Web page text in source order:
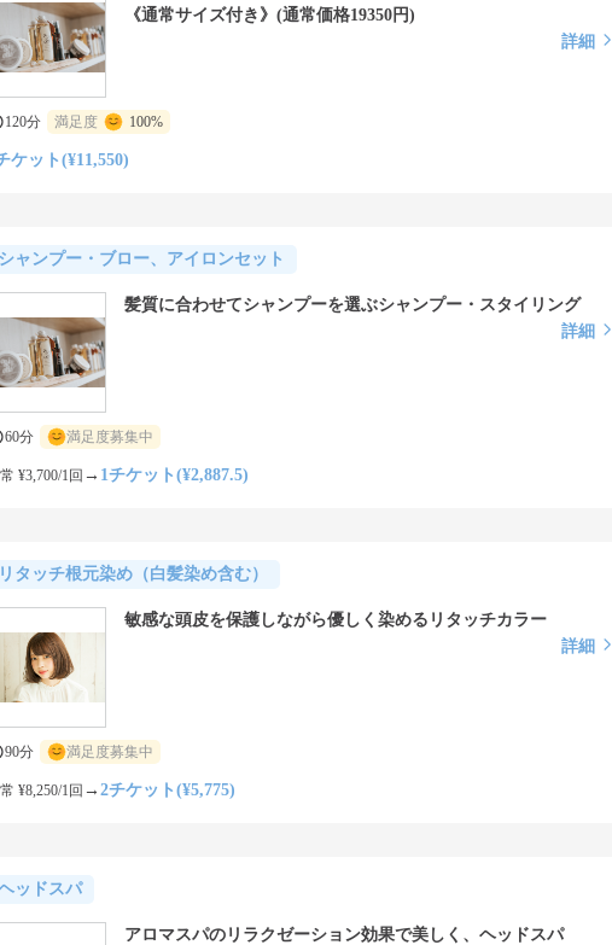
《通常サイズ付き》(通常価格19350円)
詳細
120分 満足度 100%
ケット(¥11,550)
ャンプー・ブロー、アイロンセット
髪質に合わせてシャンプーを選ぶシャンプー・スタイリング
詳細
60分 満足度募集中
¥3,700/1回 → 1チケット(¥2,887.5)
タッチ根元染め（白髪染め含む）
敏感な頭皮を保護しながら優しく染めるリタッチカラー
詳細
90分 満足度募集中
¥8,250/1回 → 2チケット(¥5,775)
ッドスパ
アロマスパのリラクゼーション効果で美しく、ヘッドスパ